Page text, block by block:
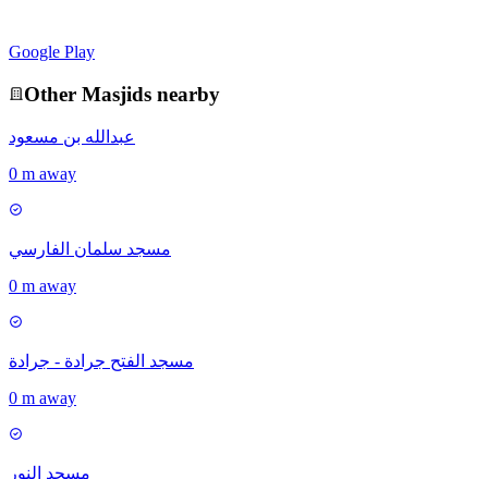
Google Play
Other Masjids nearby
عبدالله بن مسعود
0 m away
مسجد سلمان الفارسي
0 m away
مسجد الفتح جرادة - جرادة
0 m away
مسجد النور